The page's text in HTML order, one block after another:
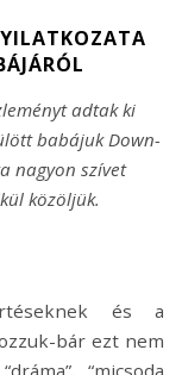
adtak ki
babájuk Down-
nagyon szívet
közöljük.
és a
bár ezt nem